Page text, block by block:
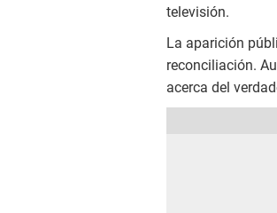
televisión.
La aparición
reconciliación.
acerca del